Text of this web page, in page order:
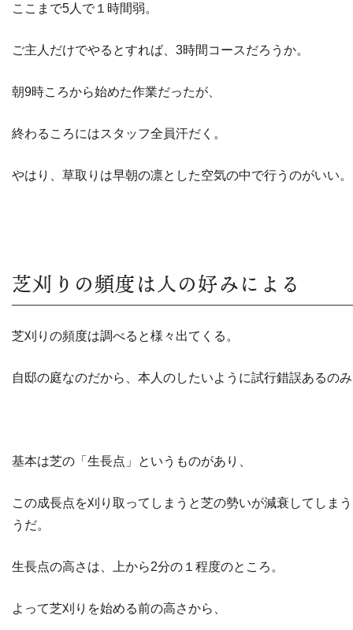
ここまで5人で１時間弱。
ご主人だけでやるとすれば、3時間コースだろうか。
朝9時ころから始めた作業だったが、
終わるころにはスタッフ全員汗だく。
やはり、草取りは早朝の凛とした空気の中で行うのがいい。
芝刈りの頻度は人の好みによる
芝刈りの頻度は調べると様々出てくる。
自邸の庭なのだから、本人のしたいように試行錯誤あるの
基本は芝の「生長点」というものがあり、
この成長点を刈り取ってしまうと芝の勢いが減衰してしま
うだ。
生長点の高さは、上から2分の１程度のところ。
よって芝刈りを始める前の高さから、